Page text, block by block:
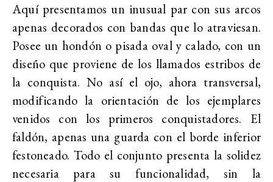
Aquí presentamos un inusual par con sus arcos
apenas decorados con bandas que lo atraviesan.
Posee un hondón o pisada oval y calado, con un
diseño que proviene de los llamados estribos de
la conquista. No así el ojo, ahora transversal,
modificando la orientación de los ejemplares
venidos con los primeros conquistadores. El
faldón, apenas una guarda con el borde inferior
festoneado. Todo el conjunto presenta la solidez
necesaria para su funcionalidad, sin la